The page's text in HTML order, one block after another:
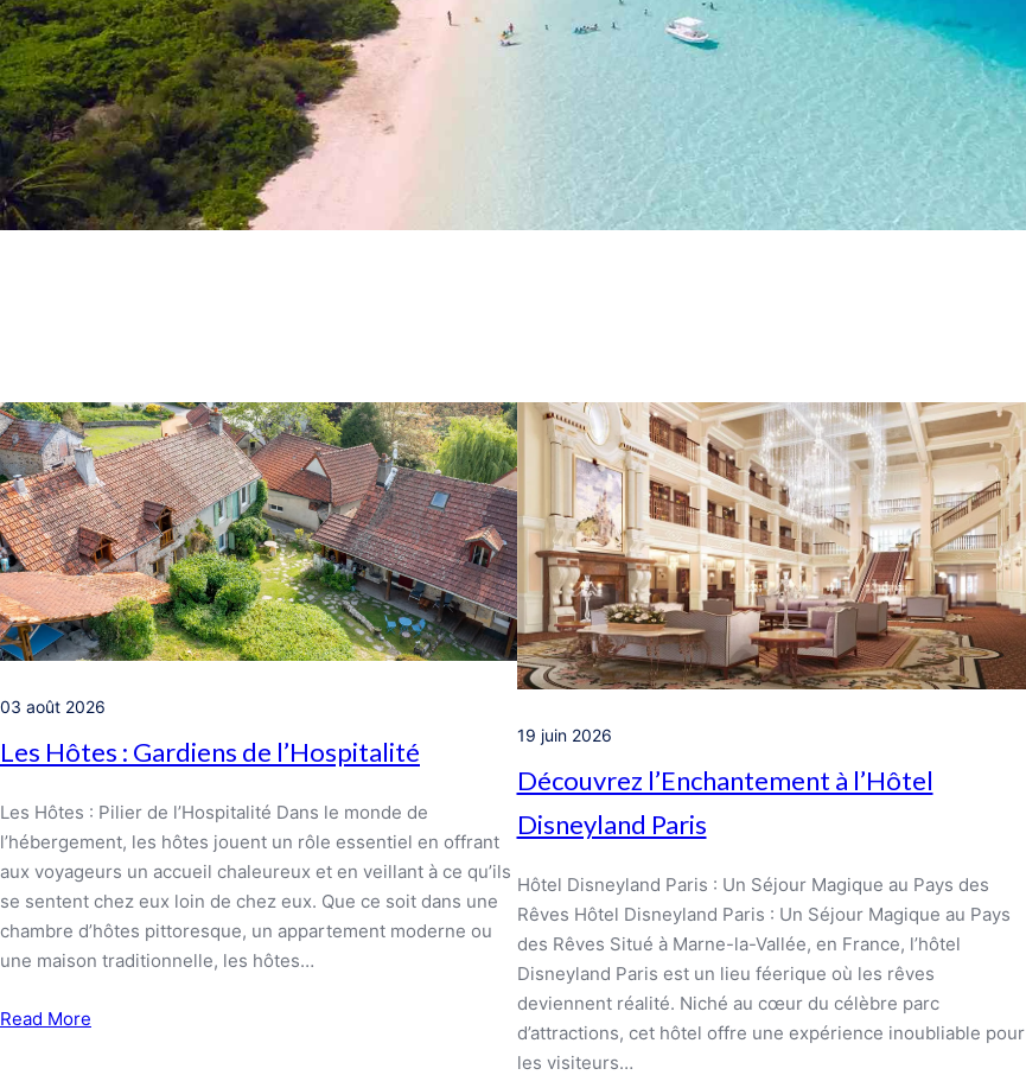
03 août 2026
Les Hôtes : Gardiens de l’Hospitalité
Les Hôtes : Pilier de l’Hospitalité Dans le monde de
l’hébergement, les hôtes jouent un rôle essentiel en offrant
aux voyageurs un accueil chaleureux et en veillant à ce qu’ils
se sentent chez eux loin de chez eux. Que ce soit dans une
chambre d’hôtes pittoresque, un appartement moderne ou
une maison traditionnelle, les hôtes…
Read More
19 juin 2026
Découvrez l’Enchantement à l’Hôtel
Disneyland Paris
Hôtel Disneyland Paris : Un Séjour Magique au Pays des
Rêves Hôtel Disneyland Paris : Un Séjour Magique au Pays
des Rêves Situé à Marne-la-Vallée, en France, l’hôtel
Disneyland Paris est un lieu féerique où les rêves
deviennent réalité. Niché au cœur du célèbre parc
d’attractions, cet hôtel offre une expérience inoubliable pour
les visiteurs…